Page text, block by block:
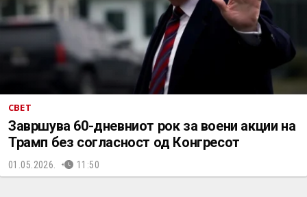
СВЕТ
Завршува 60-дневниот рок за воени акции на
Трамп без согласност од Конгресот
01.05.2026. 11:50